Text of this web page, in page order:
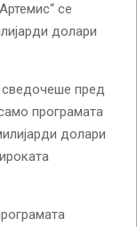
се
долари
сведочеше пред
програмата
долари